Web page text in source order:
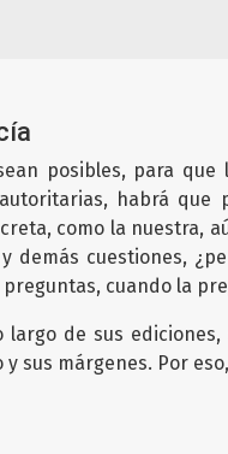
posibles, para
habrá
como la nuestra,
demás cuestiones,
cuando la
largo de sus
sus márgenes. Por